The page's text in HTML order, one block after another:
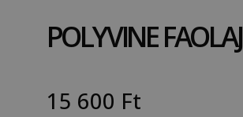
POLYVINE FAOLAJ
15 600 Ft